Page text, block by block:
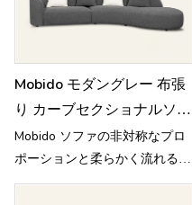
Mobido モダングレー 布張
り カーブセクショナルソフ
ァ M003
Mobido ソファの非対称なプロ
ポーションと柔らかく流れるよ
うなラインは、自然でリズミカ